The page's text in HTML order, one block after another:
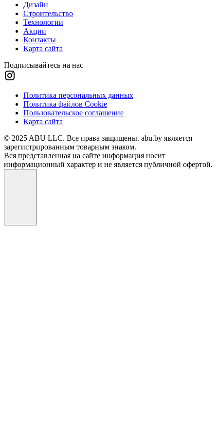
Дизайн
Строительство
Технологии
Акции
Контакты
Карта сайта
Подписывайтесь на нас
Политика персональных данных
Политика файлов Cookie
Пользовательское соглашение
Карта сайта
© 2025 ABU LLC. Все права защищены. abu.by является
зарегистрированным товарным знаком.
Вся представленная на сайте информация носит
информационный характер и не является публичной офертой.